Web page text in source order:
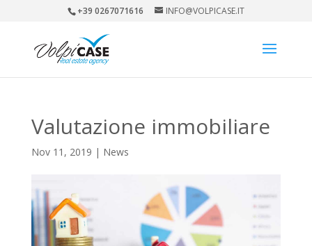
+39 0267071616 INFO@VOLPICASE.IT
Valutazione immobiliare
Nov 11, 2019 | News